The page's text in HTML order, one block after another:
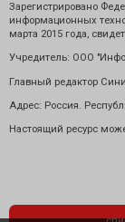
Зарегистрировано
информационных
марта 2015 года,
Учредитель: ООО
Главный редактор
Адрес: Россия.
Настоящий ресурс